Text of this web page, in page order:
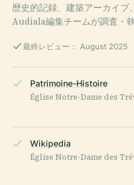
歴史的記録、建築アーカイブ
Audiala編集チームが調査・執
最終レビュー： August 2025
Patrimoine-Histoire
Église Notre-Dame des
Wikipedia
Église Notre-Dame des